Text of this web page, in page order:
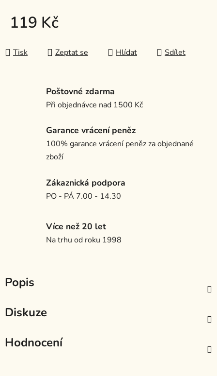
119 Kč
Tisk
Zeptat se Hlídat Sdílet
Poštovné zdarma
Při objednávce nad 1500 Kč
Garance vrácení peněz
100% garance vrácení peněz za objednané
zboží
Zákaznická podpora
PO - PÁ 7.00 - 14.30
Více než 20 let
Na trhu od roku 1998
Popis
Diskuze
Hodnocení